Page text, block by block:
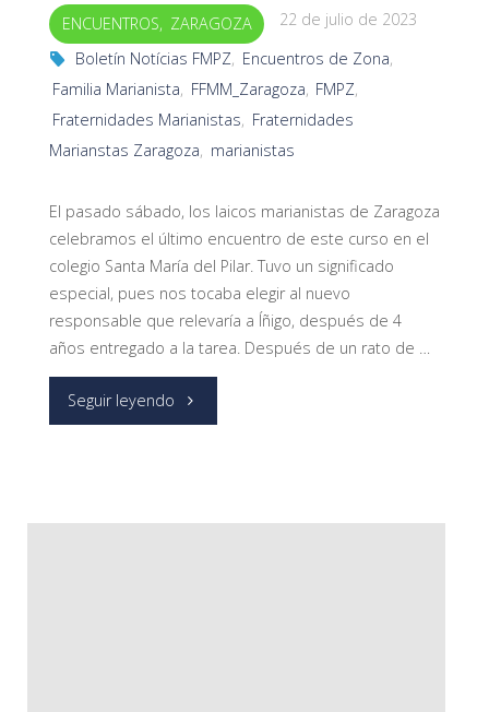
ENCUENTROS, ZARAGOZA
22 de julio de 2023
Boletín Notícias FMPZ, Encuentros de Zona,
Familia Marianista, FFMM_Zaragoza, FMPZ,
Fraternidades Marianistas, Fraternidades
Marianstas Zaragoza, marianistas
El pasado sábado, los laicos marianistas de Zaragoza
celebramos el último encuentro de este curso en el
colegio Santa María del Pilar. Tuvo un significado
especial, pues nos tocaba elegir al nuevo
responsable que relevaría a Íñigo, después de 4
años entregado a la tarea. Después de un rato de …
Seguir leyendo "Nuevo